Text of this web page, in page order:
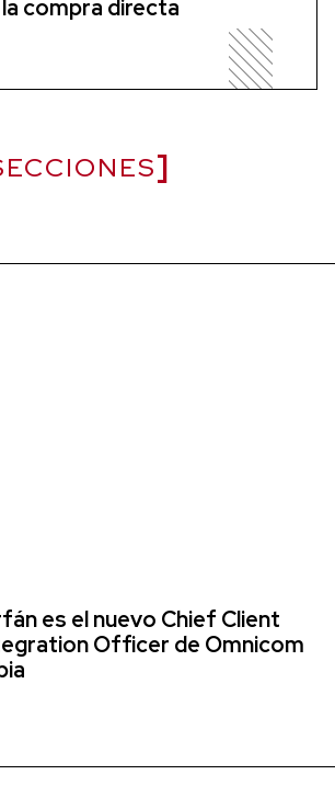
la compra directa
es el nuevo Chief Client
Officer de Omnicom